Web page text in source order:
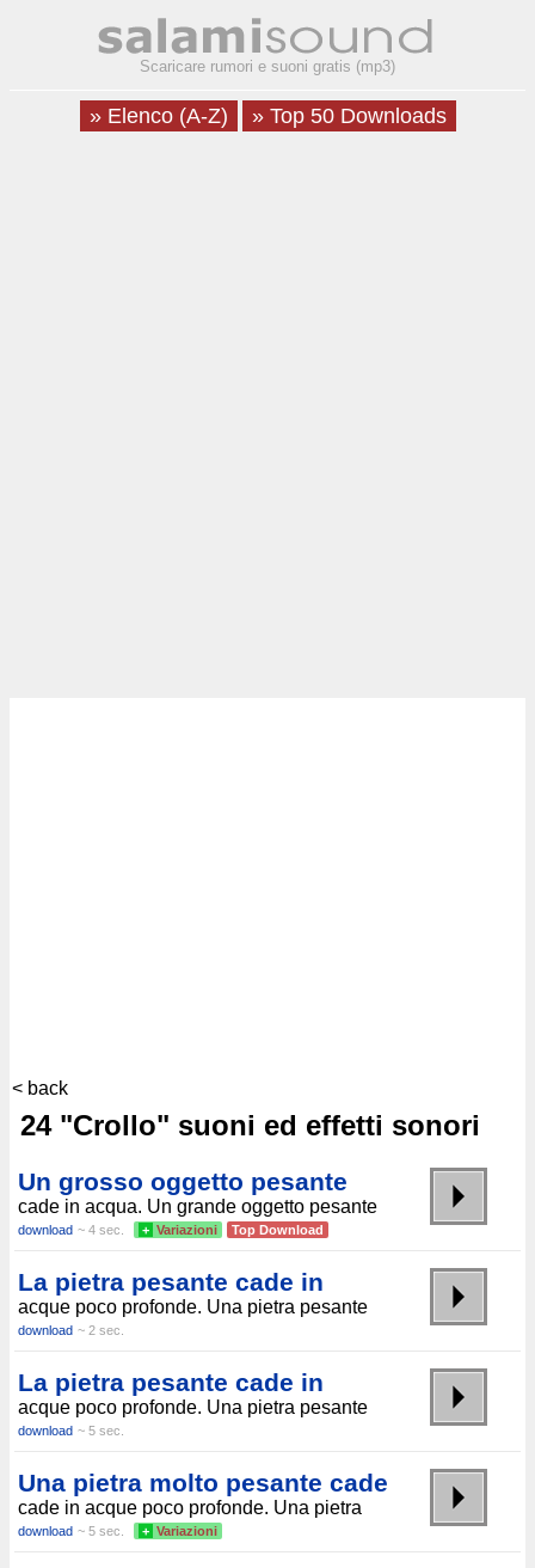
Scaricare rumori e suoni gratis (mp3)
» Elenco (A-Z) » Top 50 Downloads
< back
24 "Crollo" suoni ed effetti sonori
Un grosso oggetto pesante
cade in acqua. Un grande oggetto pesante
download ~ 4 sec. + Variazioni Top Download
La pietra pesante cade in
acque poco profonde. Una pietra pesante
download ~ 2 sec.
La pietra pesante cade in
acque poco profonde. Una pietra pesante
download ~ 5 sec.
Una pietra molto pesante cade
cade in acque poco profonde. Una pietra
download ~ 5 sec. + Variazioni